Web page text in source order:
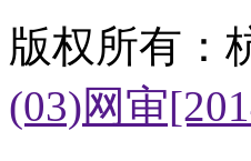
版权所有：
(03)网审